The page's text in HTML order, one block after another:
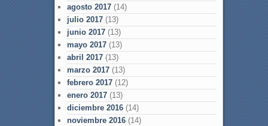
agosto 2017(14)
julio 2017(13)
junio 2017(13)
mayo 2017(13)
abril 2017(13)
marzo 2017(13)
febrero 2017(12)
enero 2017(13)
diciembre 2016(14)
noviembre 2016(14)